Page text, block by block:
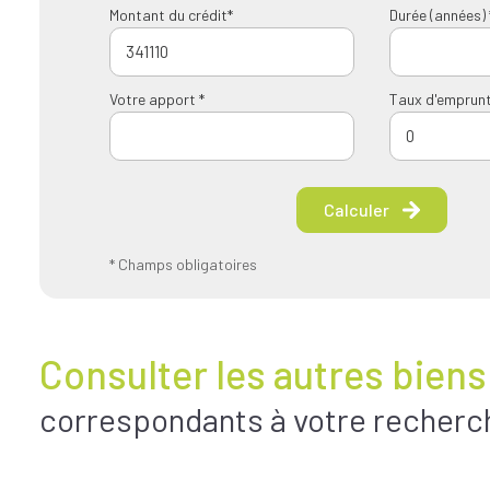
Montant du crédit* Durée (années)
Votre apport * Taux
Calculer
* Champs obligatoires
Consulter les autres biens
correspondants à votre